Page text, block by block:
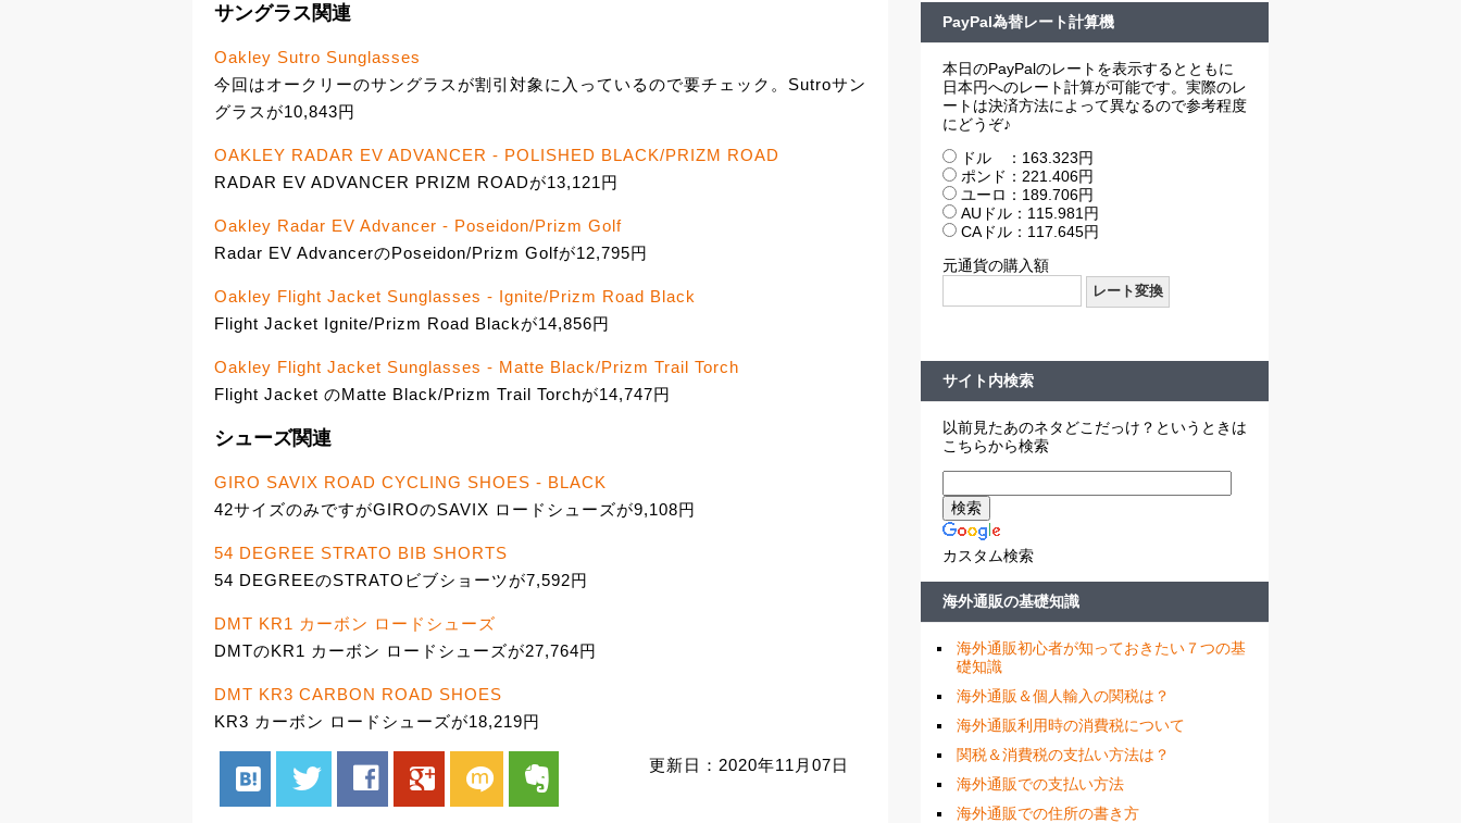
サングラス関連
Oakley Sutro Sunglasses
今回はオークリーのサングラスが割引対象に入っているので要チェック。Sutroサン
グラスが10,843円
OAKLEY RADAR EV ADVANCER - POLISHED BLACK/PRIZM ROAD
RADAR EV ADVANCER PRIZM ROADが13,121円
Oakley Radar EV Advancer - Poseidon/Prizm Golf
Radar EV AdvancerのPoseidon/Prizm Golfが12,795円
Oakley Flight Jacket Sunglasses - Ignite/Prizm Road Black
Flight Jacket Ignite/Prizm Road Blackが14,856円
Oakley Flight Jacket Sunglasses - Matte Black/Prizm Trail Torch
Flight Jacket のMatte Black/Prizm Trail Torchが14,747円
シューズ関連
GIRO SAVIX ROAD CYCLING SHOES - BLACK
42サイズのみですがGIROのSAVIX ロードシューズが9,108円
54 DEGREE STRATO BIB SHORTS
54 DEGREEのSTRATOビブショーツが7,592円
DMT KR1 カーボン ロードシューズ
DMTのKR1 カーボン ロードシューズが27,764円
DMT KR3 CARBON ROAD SHOES
KR3 カーボン ロードシューズが18,219円
hatenabookmark twitter facebook google mixi evernote 更新日：2020年11月07日
PayPal為替レート計算機
本日のPayPalのレートを表示するとともに
日本円へのレート計算が可能です。実際のレ
ートは決済方法によって異なるので参考程度
にどうぞ♪
ドル ：163.323円
ポンド：221.406円
ユーロ：189.706円
AUドル：115.981円
CAドル：117.645円
元通貨の購入額
サイト内検索
以前見たあのネタどこだっけ？というときは
こちらから検索
カスタム検索
海外通販の基礎知識
海外通販初心者が知っておきたい７つの基
礎知識
海外通販＆個人輸入の関税は？
海外通販利用時の消費税について
関税＆消費税の支払い方法は？
海外通販での支払い方法
海外通販での住所の書き方